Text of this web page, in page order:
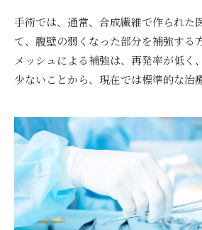
手術では、通常、合成繊維で作られた
て、腹壁の弱くなった部分を補強する
メッシュによる補強は、再発率が低く
少ないことから、現在では標準的な治